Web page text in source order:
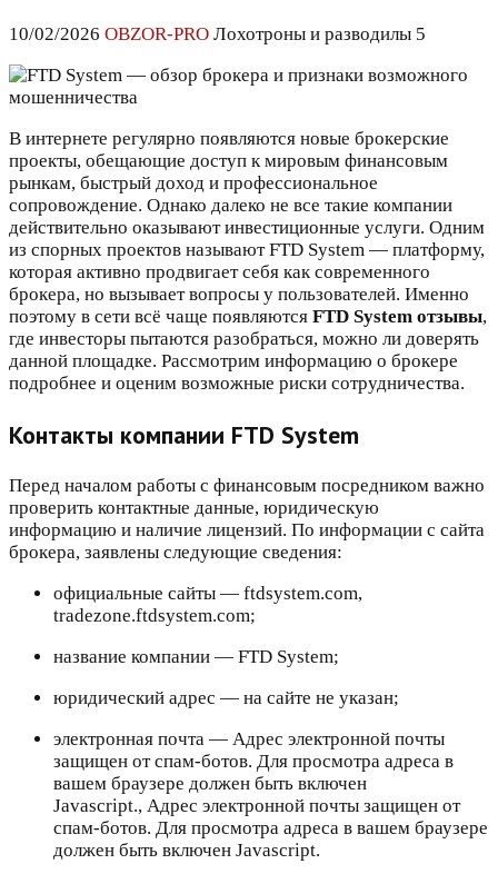
10/02/2026 OBZOR-PRO Лохотроны и разводилы 5
В интернете регулярно появляются новые брокерские
проекты, обещающие доступ к мировым финансовым
рынкам, быстрый доход и профессиональное
сопровождение. Однако далеко не все такие компании
действительно оказывают инвестиционные услуги. Одним
из спорных проектов называют FTD System — платформу,
которая активно продвигает себя как современного
брокера, но вызывает вопросы у пользователей. Именно
поэтому в сети всё чаще появляются FTD System отзывы,
где инвесторы пытаются разобраться, можно ли доверять
данной площадке. Рассмотрим информацию о брокере
подробнее и оценим возможные риски сотрудничества.
Контакты компании FTD System
Перед началом работы с финансовым посредником важно
проверить контактные данные, юридическую
информацию и наличие лицензий. По информации с сайта
брокера, заявлены следующие сведения:
официальные сайты — ftdsystem.com,
tradezone.ftdsystem.com;
название компании — FTD System;
юридический адрес — на сайте не указан;
электронная почта — Адрес электронной почты
защищен от спам-ботов. Для просмотра адреса в
вашем браузере должен быть включен
Javascript., Адрес электронной почты защищен от
спам-ботов. Для просмотра адреса в вашем браузере
должен быть включен Javascript.